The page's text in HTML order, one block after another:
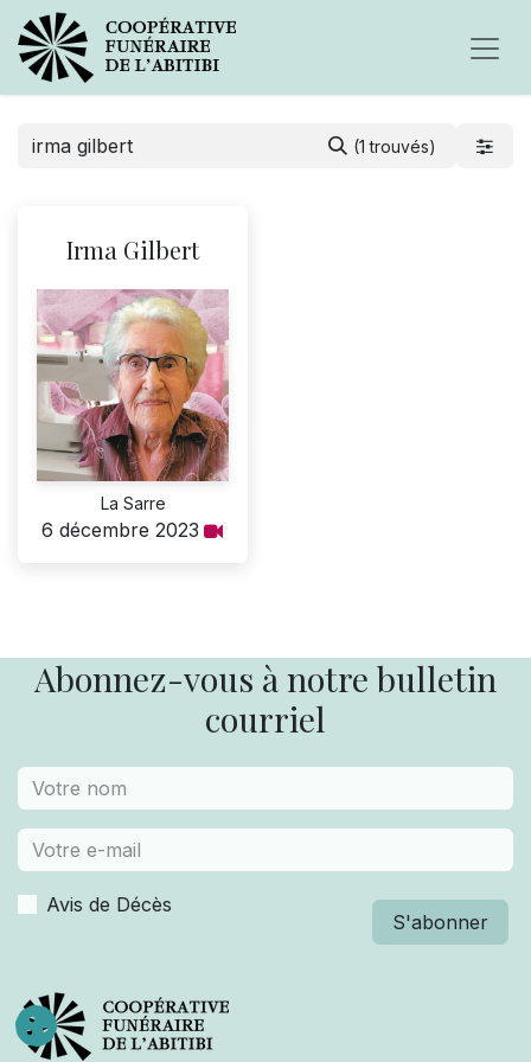
(1 trouvés)
Irma Gilbert
La Sarre
6 décembre 2023
Abonnez-vous à notre bulletin
courriel
Avis de Décès
S'abonner